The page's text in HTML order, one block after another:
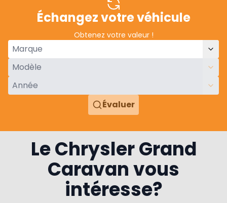
Échangez votre véhicule
Obtenez votre valeur !
Évaluer
Le Chrysler Grand
Caravan vous
intéresse?